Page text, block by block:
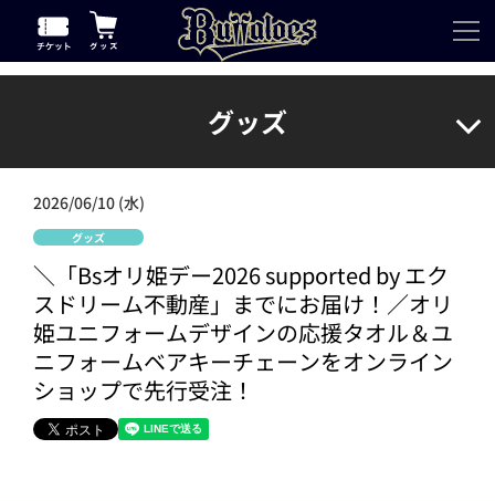
グッズ
2026/06/10 (水)
グッズ
＼「Bsオリ姫デー2026 supported by エク
スドリーム不動産」までにお届け！／オリ
姫ユニフォームデザインの応援タオル＆ユ
ニフォームベアキーチェーンをオンライン
ショップで先行受注！